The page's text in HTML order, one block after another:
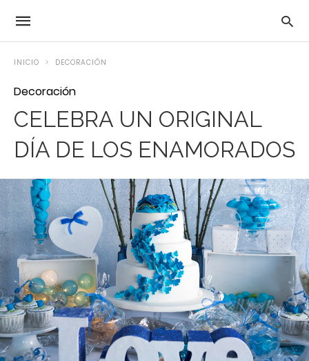
INICIO DECORACIÓN
Decoración
CELEBRA UN ORIGINAL
DÍA DE LOS ENAMORADOS